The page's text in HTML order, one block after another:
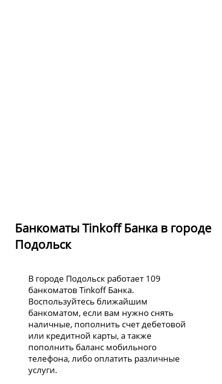
Банкоматы Tinkoff Банка в городе
Подольск
В городе Подольск работает 109
банкоматов Tinkoff Банка.
Воспользуйтесь ближайшим
банкоматом, если вам нужно снять
наличные, пополнить счет дебетовой
или кредитной карты, а также
пополнить баланс мобильного
телефона, либо оплатить различные
услуги.